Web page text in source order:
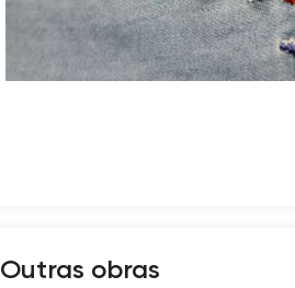
Outras obras